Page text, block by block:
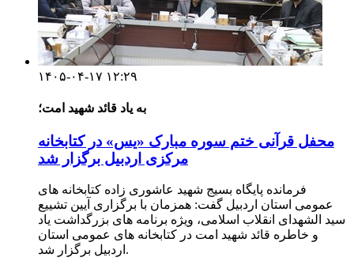
۱۴۰۵-۰۴-۱۷ ۱۲:۲۹
به یاد قائد شهید امت؛
محفل قرآنی ختم سوره مبارک «یس» در کتابخانه
مرکزی اردبیل برگزار شد
فرمانده پایگاه بسیج شهید عاشوری زاده کتابخانه های
عمومی استان اردبیل گفت: همزمان با برگزاری آیین تشییع
سید الشهدای انقلاب اسلامی، ویژه برنامه های بزرگداشت یاد
و خاطره قائد شهید امت در کتابخانه های عمومی استان
اردبیل برگزار شد.